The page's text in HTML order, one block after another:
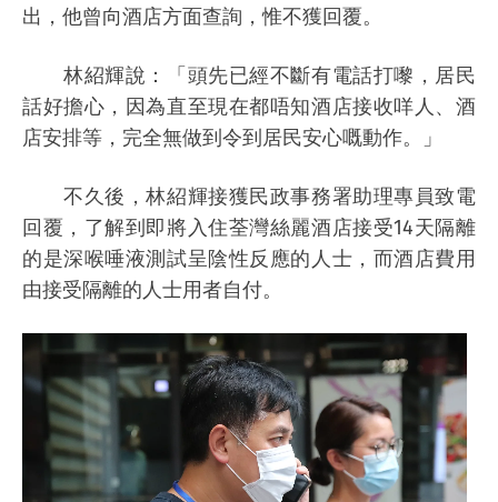
出，他曾向酒店方面查詢，惟不獲回覆。
林紹輝說：「頭先已經不斷有電話打嚟，居民
話好擔心，因為直至現在都唔知酒店接收咩人、酒
店安排等，完全無做到令到居民安心嘅動作。」
不久後，林紹輝接獲民政事務署助理專員致電
回覆，了解到即將入住荃灣絲麗酒店接受14天隔離
的是深喉唾液測試呈陰性反應的人士，而酒店費用
由接受隔離的人士用者自付。